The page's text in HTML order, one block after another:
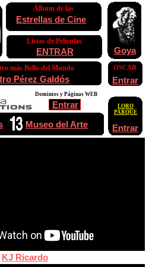
KJ Ricardo
Dominios y Páginas WEB
Entrar
Álbum de las
Pérez Galdós
más Bello del Mundo
Listas de Películas
OSCAR
LORO
PARQUE
Entrar
Goya
Entrar
Museo del Arte
Estrellas de Cine
ENTRAR